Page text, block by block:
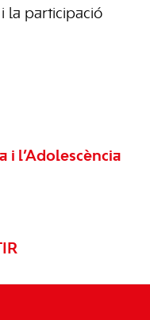
la participació
i l’Adolescència